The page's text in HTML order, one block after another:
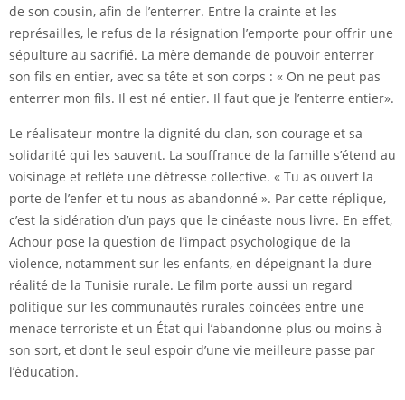
de son cousin, afin de l’enterrer. Entre la crainte et les
représailles, le refus de la résignation l’emporte pour offrir une
sépulture au sacrifié. La mère demande de pouvoir enterrer
son fils en entier, avec sa tête et son corps : « On ne peut pas
enterrer mon fils. Il est né entier. Il faut que je l’enterre entier».
Le réalisateur montre la dignité du clan, son courage et sa
solidarité qui les sauvent. La souffrance de la famille s’étend au
voisinage et reflète une détresse collective. « Tu as ouvert la
porte de l’enfer et tu nous as abandonné ». Par cette réplique,
c’est la sidération d’un pays que le cinéaste nous livre. En effet,
Achour pose la question de l’impact psychologique de la
violence, notamment sur les enfants, en dépeignant la dure
réalité de la Tunisie rurale. Le film porte aussi un regard
politique sur les communautés rurales coincées entre une
menace terroriste et un État qui l’abandonne plus ou moins à
son sort, et dont le seul espoir d’une vie meilleure passe par
l’éducation.